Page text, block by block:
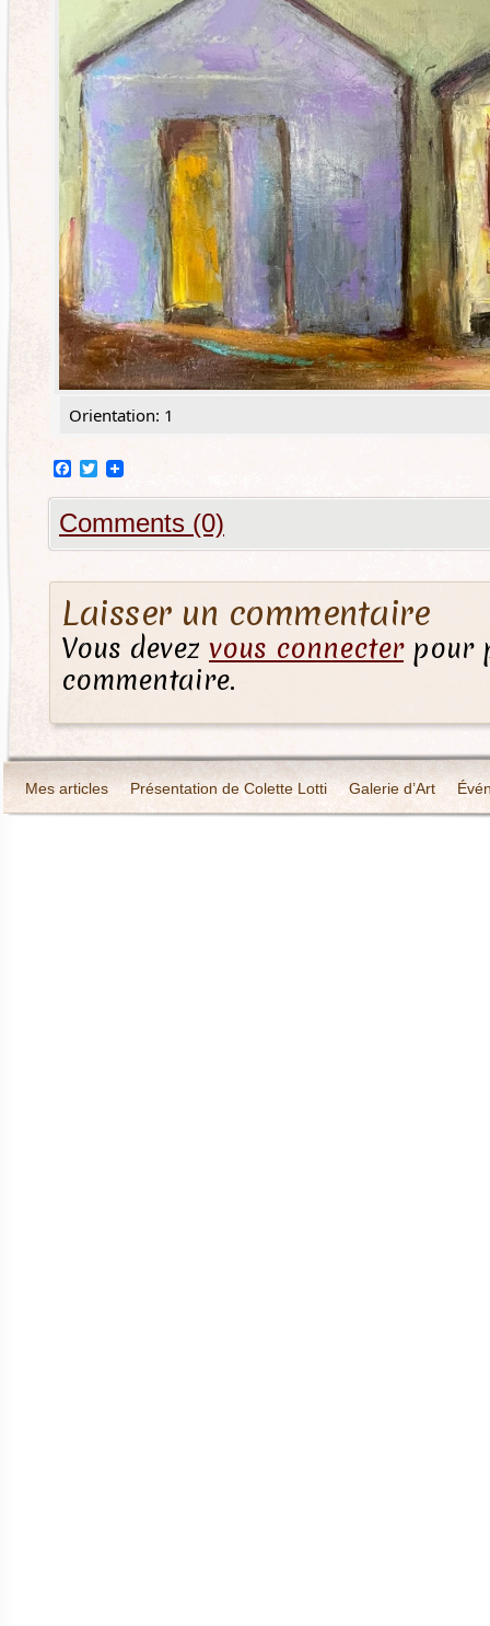
Orientation: 1
Facebook
Twitter
Comments (0)
Laisser un commentaire
Vous devez vous connecterpour
commentaire.
Mes articles Présentation de Colette Lotti Galerie d’Art